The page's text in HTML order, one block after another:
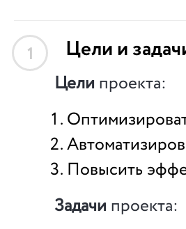
1 Цели и
Цели проекта:
Повысить
Задачи проекта: